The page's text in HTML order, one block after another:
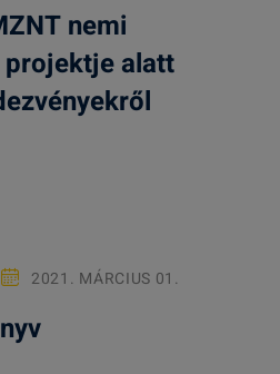
nemi
projektje alatt
2021. MÁRCIUS 01.